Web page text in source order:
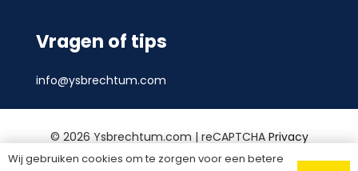
Vragen of tips
info@ysbrechtum.com
© 2026 Ysbrechtum.com | reCAPTCHA Privacy
Policyenvoorwaarden|Privacy statement |
Wij gebruiken cookies om te zorgen voor een betere